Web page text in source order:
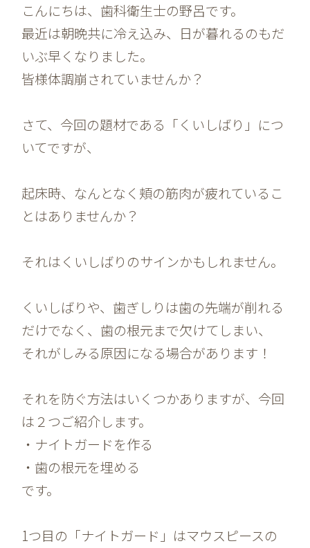
こんにちは、歯科衛生士の野呂です。
最近は朝晩共に冷え込み、日が暮れるのもだ
いぶ早くなりました。
皆様体調崩されていませんか？
さて、今回の題材である「くいしばり」につ
いてですが、
起床時、なんとなく頬の筋肉が疲れているこ
とはありませんか？
それはくいしばりのサインかもしれません。
くいしばりや、歯ぎしりは歯の先端が削れる
だけでなく、歯の根元まで欠けてしまい、
それがしみる原因になる場合があります！
それを防ぐ方法はいくつかありますが、今回
は２つご紹介します。
・ナイトガードを作る
・歯の根元を埋める
です。
1つ目の「ナイトガード」はマウスピースの